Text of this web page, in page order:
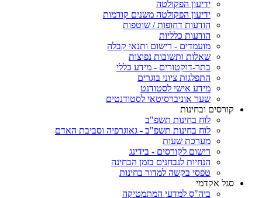
ידיעון הפקולטה
ידיעון הפקולטה משנים קודמות
הודעות דחופות / שוטפות
הודעות כלליות
מועמדים - רישום ותנאי קבלה
שאלות ותשובות נפוצות
בתר-דוקטורים - מידע כללי
התפלגות ציוני בוגרים
מידע אישי לסטודנט
שער אוניברסיטאי לסטודנטים
קורסים ובחינות
לוח בחינות תשפ"ב
לוח בחינות תשפ"ב - גאוגרפיה וסביבת האדם
מערכת שעות
רישום לקורסים - בידינג
הנחיות לנבחנים בזמן הבחינה
טפסי בקשה למדור בחינות
סגל אקדמי
ביה"ס למדעי המתמטיקה